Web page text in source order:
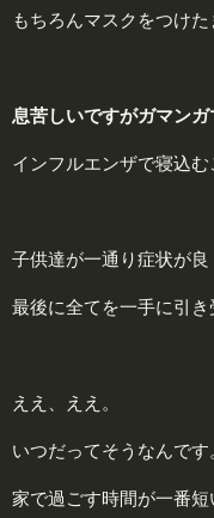
もちろんマスクをつけた
息苦しいですがガマンガ
インフルエンザで寝込
子供達が一通り症状が良
最後に全てを一手に引
ええ、ええ。
いつだってそうなんです
家で過ごす時間が一番